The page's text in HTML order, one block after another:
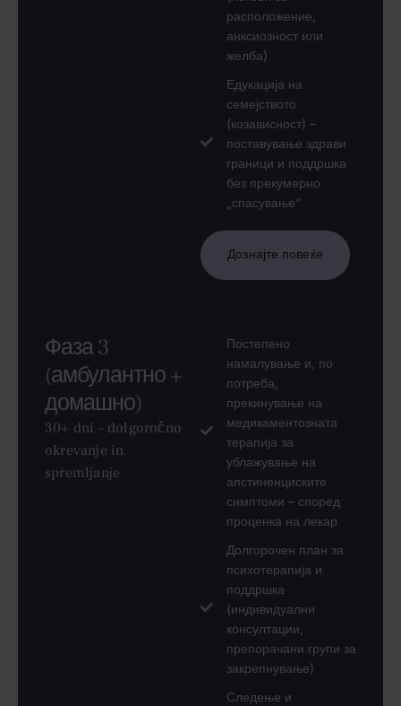
расположение,
анксиозност или
желба)
Едукација на
семејството
(козависност) –
поставување здрави
граници и поддршка
без прекумерно
„спасување“
Дознајте повеќе
Фаза 3
(амбулантно +
домашно)
30+ dni – dolgoročno
okrevanje in
spremljanje
Постепено
намалување и, по
потреба,
прекинување на
медикаментозната
терапија за
ублажување на
апстиненциските
симптоми – според
проценка на лекар
Долгорочен план за
психотерапија и
поддршка
(индивидуални
консултации,
препорачани групи за
закрепнување)
Следење и